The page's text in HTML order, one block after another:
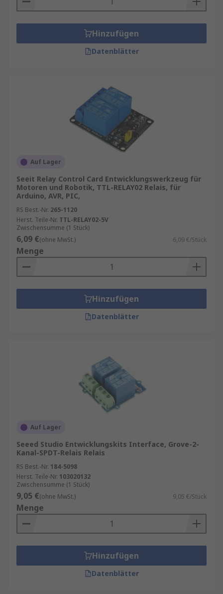
kombinieren, um das Verhalten des gesamten
Systems zu testen und zu optimieren. Diese
interdisziplinäre Zusammenarbeit erfordert eine
hohe Flexibilität und Kompatibilität der
verwendeten Werkzeuge.
Hinzufügen
Datenblätter
Auf Lager
Seeit Relay Control Card Entwicklungswerkzeug für
Motoren und Robotik, TTL-RELAY02 Relais, für
Arduino, AVR, PIC,
RS Best.-Nr. 265-1120
Herst. Teile-Nr. TTL-RELAY02-5V
Zwischensumme (1 Stück)
6,09 €(ohne MwSt.) 6,09 €/Stück
Menge
Hinzufügen
Datenblätter
Auf Lager
Seeed Studio Entwicklungskits Interface, Grove-2-
Kanal-SPDT-Relais Relais
RS Best.-Nr. 184-5098
Herst. Teile-Nr. 103020132
Zwischensumme (1 Stück)
9,05 €(ohne MwSt.) 9,05 €/Stück
Menge
Hinzufügen
Datenblätter